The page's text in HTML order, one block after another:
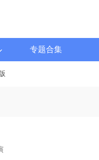
专题合集